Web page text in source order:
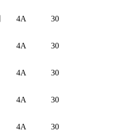
4A 30
4A 30
4A 30
4A 30
4A 30